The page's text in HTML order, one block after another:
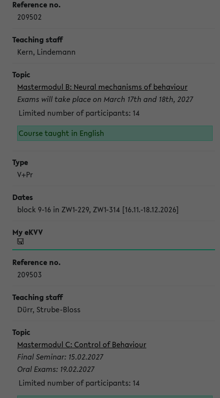
209502
Kern, Lindemann
Mastermodul B: Neural mechanisms of behaviour
Exams will take place on March 17th and 18th, 2027
Limited number of participants: 14
Course taught in English
V+Pr
block 9-16 in ZW1-229, ZW1-314 [16.11.-18.12.2026]
209503
Dürr, Strube-Bloss
Mastermodul C: Control of Behaviour
Final Seminar: 15.02.2027
Oral Exams: 19.02.2027
Limited number of participants: 14